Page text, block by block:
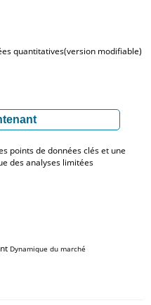
quantitatives(version modifiable)
points de données clés et une
des analyses limitées
Dynamique du marché